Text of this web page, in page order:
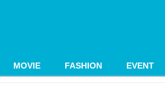
MOVIE FASHION EVENT